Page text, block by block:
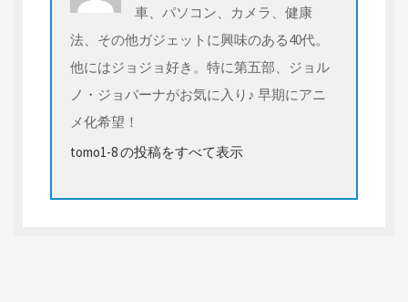
車、パソコン、カメラ、健康
法、その他ガジェットに興味のある40代。
他にはジョジョ好き。特に第五部、ジョル
ノ・ジョバーナがお気に入り♪ 早期にアニ
メ化希望！
tomo1-8 の投稿をすべて表示